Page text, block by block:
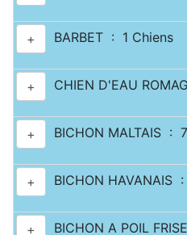
+ BARBET : 1 Chiens
+ CHIEN D'EAU
+ BICHON MALTAIS :
+ BICHON HAVANAIS
+ BICHON A POIL